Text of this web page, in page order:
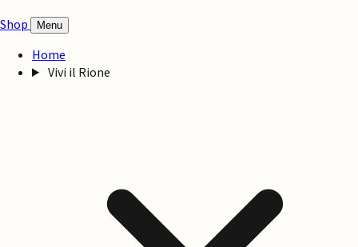
Shop Menu
Home
Vivi il Rione